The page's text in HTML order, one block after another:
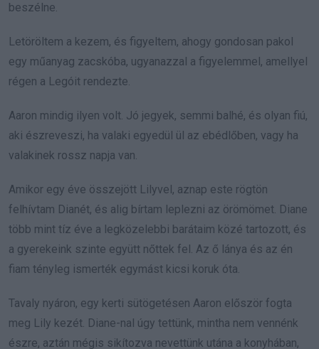
beszélne.
Letöröltem a kezem, és figyeltem, ahogy gondosan pakol
egy műanyag zacskóba, ugyanazzal a figyelemmel, amellyel
régen a Legóit rendezte.
Aaron mindig ilyen volt. Jó jegyek, semmi balhé, és olyan fiú,
aki észreveszi, ha valaki egyedül ül az ebédlőben, vagy ha
valakinek rossz napja van.
Amikor egy éve összejött Lilyvel, aznap este rögtön
felhívtam Dianét, és alig bírtam leplezni az örömömet. Diane
több mint tíz éve a legközelebbi barátaim közé tartozott, és
a gyerekeink szinte együtt nőttek fel. Az ő lánya és az én
fiam tényleg ismerték egymást kicsi koruk óta.
Tavaly nyáron, egy kerti sütögetésen Aaron először fogta
meg Lily kezét. Diane-nal úgy tettünk, mintha nem vennénk
észre, aztán mégis sikítozva nevettünk utána a konyhában,